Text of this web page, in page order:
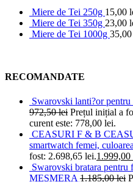
Miere de Tei 250g 15,00
Miere de Tei 350g 23,00
Miere de Tei 1000g 35,00
RECOMANDATE
Swarovski lanti?or
972,50lei Prețul inițial a
curent este: 778,00 lei.
CEASURI F & B
smartwatch femei,
fost: 2.698,65 lei.1.999,00
Swarovski bratara pentru
MESMERA 1.185,00lei